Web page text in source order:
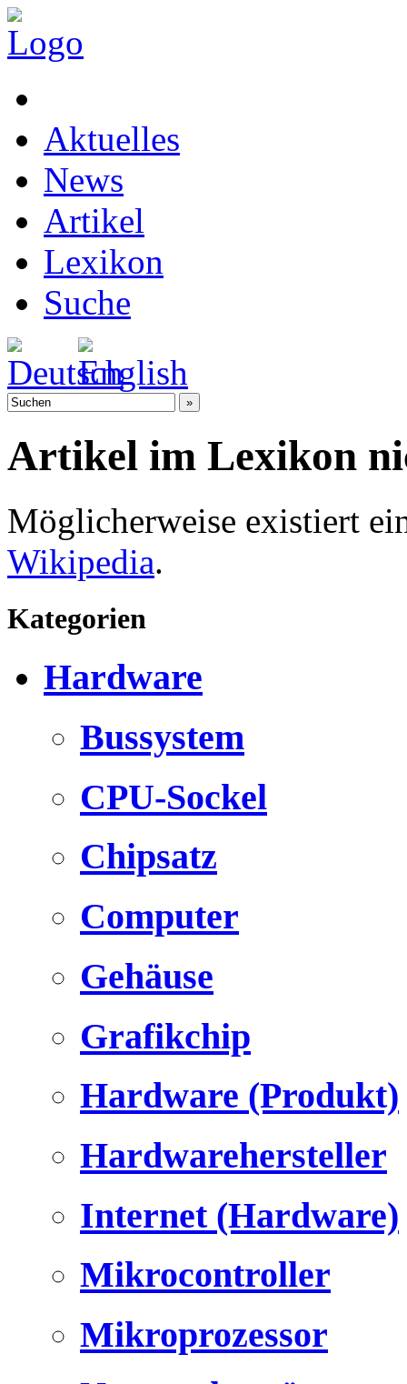
Aktuelles
News
Artikel
Lexikon
Suche
Artikel im Lexikon
Möglicherweise existiert
Wikipedia.
Kategorien
Hardware
Bussystem
CPU-Sockel
Chipsatz
Computer
Gehäuse
Grafikchip
Hardware (Produkt)
Hardwarehersteller
Internet (Hardware)
Mikrocontroller
Mikroprozessor